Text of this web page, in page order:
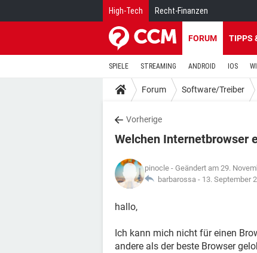
High-Tech Recht-Finanzen
FORUM TIPPS
SPIELE STREAMING ANDROID IOS
Forum Software/Treiber
Vorherige
Welchen Internetbrowser
pinocle - Geändert am 29.
barbarossa - 13. September
hallo,
Ich kann mich nicht für einen
andere als der beste Browser